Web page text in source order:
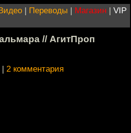
| Переводы | Магазин | VIP
// АгитПроп
| 2 комментария